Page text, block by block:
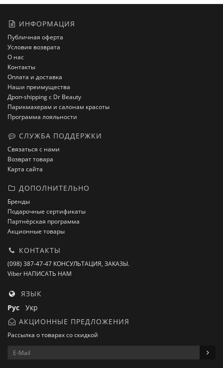
ИНФОРМАЦИЯ
Публичная оферта
Условия возврата
О нас
Контакты
Оплата и доставка
Наши преимущества
Дроп-shipping с Dr Beauty
Парикмахерам и салонам красоты
Программа лояльности
СЛУЖБА ПОДДЕРЖКИ
Связаться с нами
Возврат товара
Карта сайта
ДОПОЛНИТЕЛЬНО
Бренды
Подарочные сертификаты
Партнёрская программа
Акционные товары
КОНТАКТЫ
(098) 387-47-47 КОНСУЛЬТАЦИЯ, ЗАКАЗЫ.
Viber НАПИСАТЬ НАМ
ЯЗЫК
Рус Укр
АКЦИОННЫЕ ПРЕДЛОЖЕНИЯ
Рассылка о товарах со скидкой